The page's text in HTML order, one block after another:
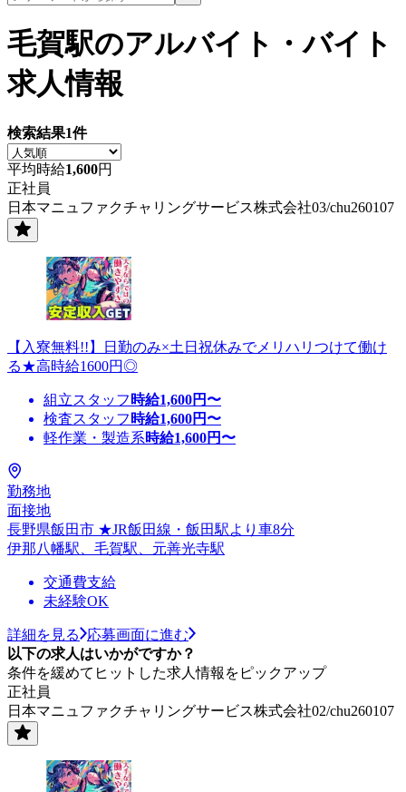
毛賀駅のアルバイト・バイト
求人情報
検索結果1件
平均時給1,600円
正社員
日本マニュファクチャリングサービス株式会社03/chu260107
【入寮無料!!】日勤のみ×土日祝休みでメリハリつけて働け
る★高時給1600円◎
組立スタッフ 時給1,600円〜
検査スタッフ 時給1,600円〜
軽作業・製造系時給1,600円〜
勤務地
面接地
長野県飯田市 ★JR飯田線・飯田駅より車8分
伊那八幡駅、毛賀駅、元善光寺駅
交通費支給
未経験OK
詳細を見る
応募画面に進む
以下の求人はいかがですか？
条件を緩めてヒットした求人情報をピックアップ
正社員
日本マニュファクチャリングサービス株式会社02/chu260107